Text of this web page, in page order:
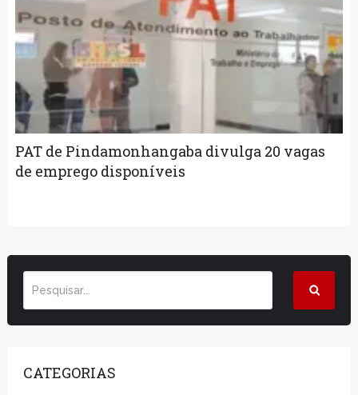
PAT de Pindamonhangaba divulga 20 vagas
de emprego disponíveis
CATEGORIAS